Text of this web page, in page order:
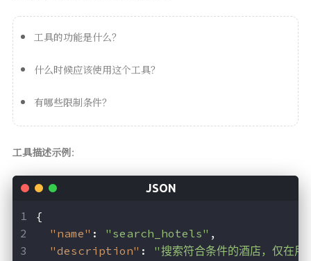
工具的功能是什么？
什么时候应该使用这个工具？
有哪些限制条件？
工具描述示例：
{
"name" : "search_hotels" ,
"description" :
"搜索符合条件的酒店，仅在